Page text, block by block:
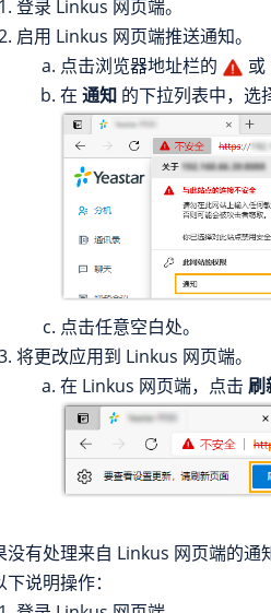
登录 Linkus 网页端。
启用 Linkus 网页端推送通知。
点击浏览器地址栏的
或
在 通知 的下拉列表中，选
点击任意空白处。
将更改应用到 Linkus 网页端。
在 Linkus 网页端，点击 刷
没有处理来自 Linkus 网页端的通
下说明操作：